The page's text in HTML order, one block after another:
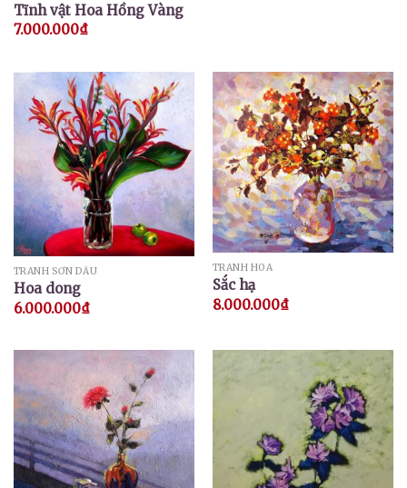
Tĩnh vật Hoa Hồng Vàng
7.000.000₫
TRANH SƠN DẦU
Hoa dong
6.000.000₫
TRANH HOA
Sắc hạ
8.000.000₫